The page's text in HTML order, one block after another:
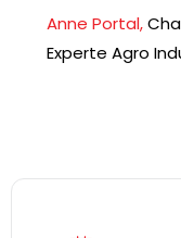
Anne Portal,
Experte Agro